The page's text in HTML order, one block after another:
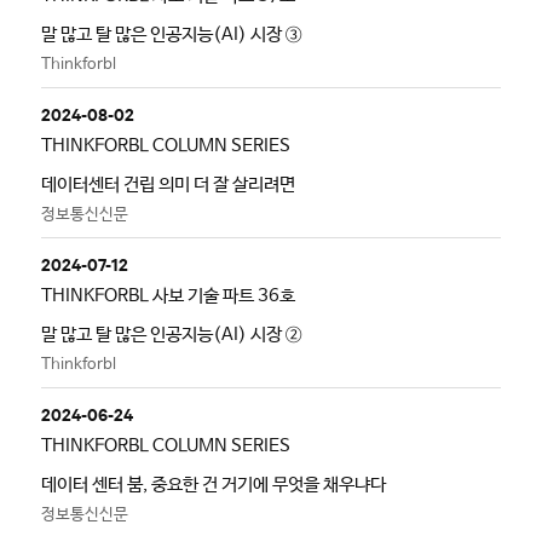
말 많고 탈 많은 인공지능(AI) 시장 ③
Thinkforbl
2024-08-02
THINKFORBL COLUMN SERIES
데이터센터 건립 의미 더 잘 살리려면
정보통신신문
2024-07-12
THINKFORBL 사보 기술 파트 36호
말 많고 탈 많은 인공지능(AI) 시장 ②
Thinkforbl
2024-06-24
THINKFORBL COLUMN SERIES
데이터 센터 붐, 중요한 건 거기에 무엇을 채우냐다
정보통신신문